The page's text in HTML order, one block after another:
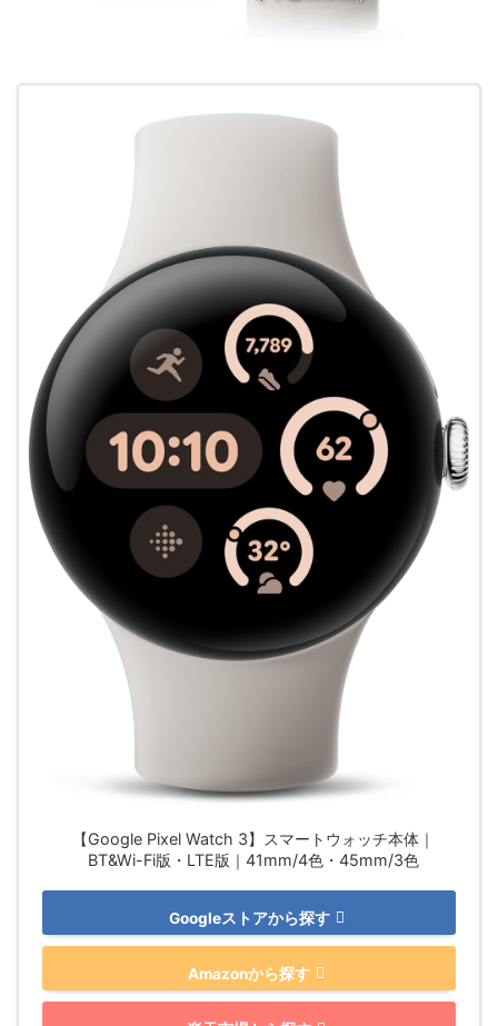
【Google Pixel Watch 3】スマートウォッチ本体｜
BT&Wi-Fi版・LTE版｜41mm/4色・45mm/3色
Googleストアから探す
Amazonから探す